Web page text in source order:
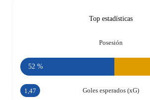
Top estadísticas
Posesión
52 %
Goles esperados (xG)
1,47